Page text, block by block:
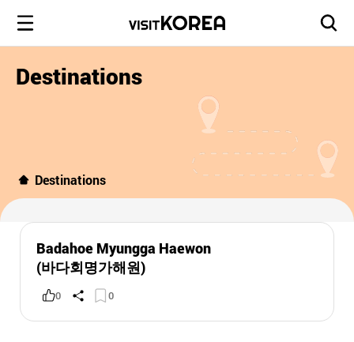
Destinations
Destinations
Badahoe Myungga Haewon
(바다회명가해원)
0 0